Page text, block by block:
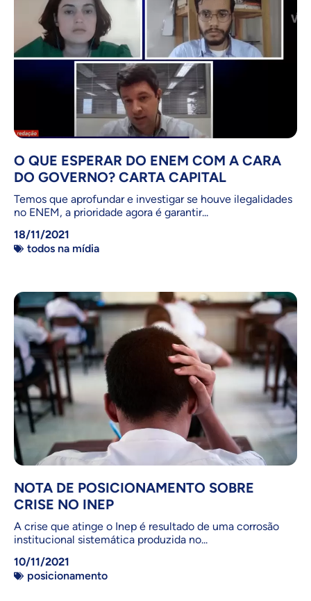
O QUE ESPERAR DO ENEM COM A CARA
DO GOVERNO? CARTA CAPITAL
Temos que aprofundar e investigar se houve ilegalidades
no ENEM, a prioridade agora é garantir...
18/11/2021
todos na mídia
NOTA DE POSICIONAMENTO SOBRE
CRISE NO INEP
A crise que atinge o Inep é resultado de uma corrosão
institucional sistemática produzida no...
10/11/2021
posicionamento